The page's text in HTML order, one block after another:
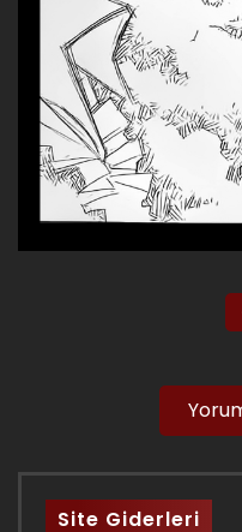
Site Giderleri